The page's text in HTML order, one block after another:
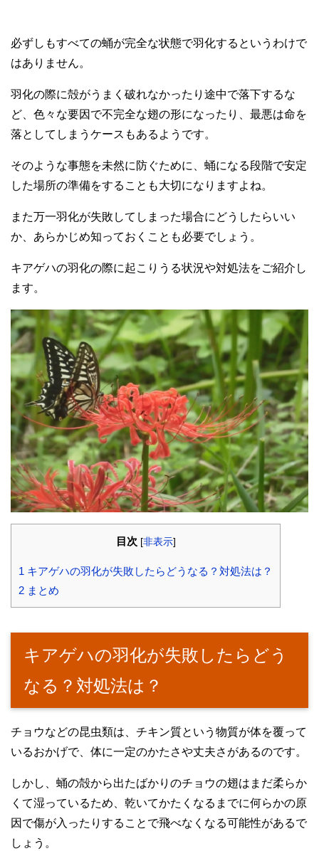
必ずしもすべての蛹が完全な状態で羽化するというわけで
はありません。
羽化の際に殻がうまく破れなかったり途中で落下するな
ど、色々な要因で不完全な翅の形になったり、最悪は命を
落としてしまうケースもあるようです。
そのような事態を未然に防ぐために、蛹になる段階で安定
した場所の準備をすることも大切になりますよね。
また万一羽化が失敗してしまった場合にどうしたらいい
か、あらかじめ知っておくことも必要でしょう。
キアゲハの羽化の際に起こりうる状況や対処法をご紹介し
ます。
目次 [非表示]
1 キアゲハの羽化が失敗したらどうなる？対処法は？
2 まとめ
キアゲハの羽化が失敗したらどう
なる？対処法は？
チョウなどの昆虫類は、チキン質という物質が体を覆って
いるおかげで、体に一定のかたさや丈夫さがあるのです。
しかし、蛹の殻から出たばかりのチョウの翅はまだ柔らか
くて湿っているため、乾いてかたくなるまでに何らかの原
因で傷が入ったりすることで飛べなくなる可能性があるで
しょう。